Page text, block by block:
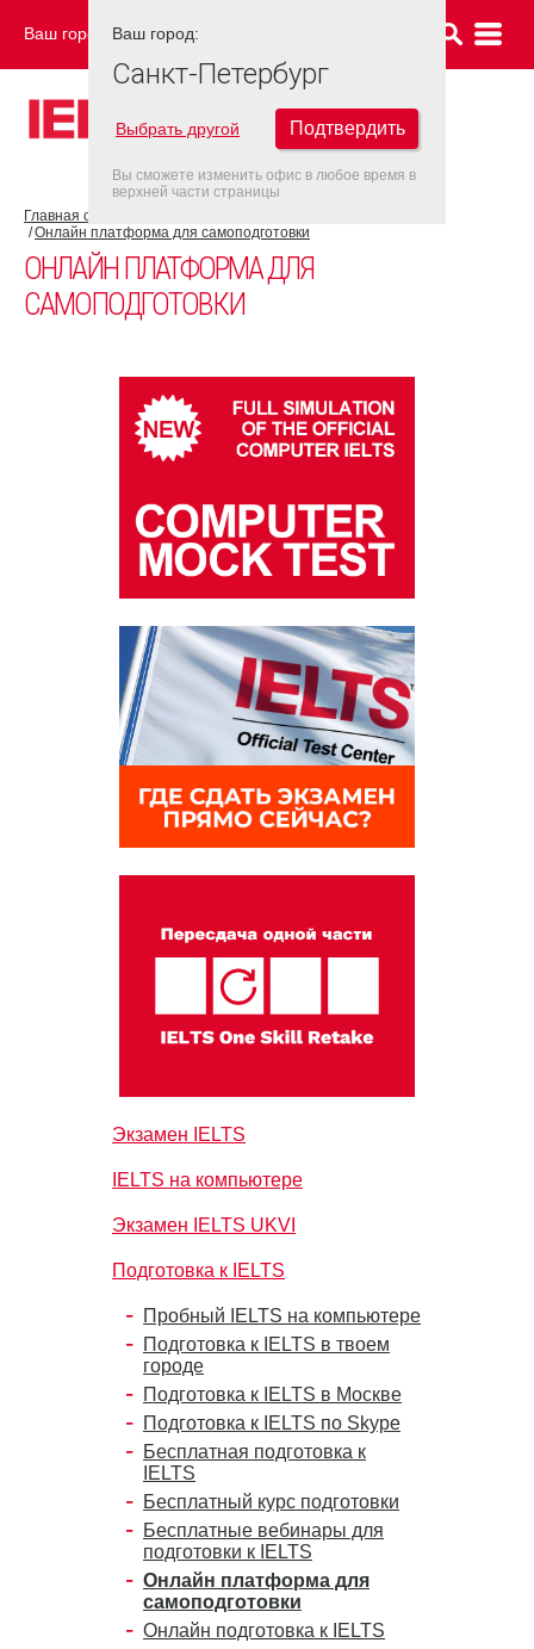
Ваш город: САНКТ-ПЕТЕРБУРГ
Главная страница
Онлайн платформа для самоподготовки
ОНЛАЙН ПЛАТФОРМА ДЛЯ
САМОПОДГОТОВКИ
Экзамен IELTS
IELTS на компьютере
Экзамен IELTS UKVI
Подготовка к IELTS
Пробный IELTS на компьютере
Подготовка к IELTS в твоем
городе
Подготовка к IELTS в Москве
Подготовка к IELTS по Skype
Бесплатная подготовка к
IELTS
Бесплатный курс подготовки
Бесплатные вебинары для
подготовки к IELTS
Онлайн платформа для
самоподготовки
Онлайн подготовка к IELTS
Ваш город:
Санкт-Петербург
Выбрать другой Подтвердить
Вы сможете изменить офис в любое время в
верхней части страницы